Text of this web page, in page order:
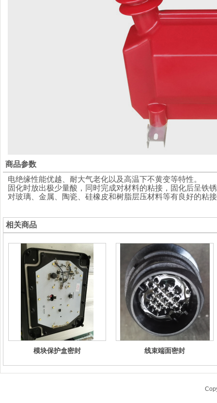
商品参数
电绝缘性能优越、耐大气老化以及高温下不黄变等特性。
固化时放出极少量酸，同时完成对材料的粘接，固化后呈铁
对玻璃、金属、陶瓷、硅橡皮和树脂层压材料等有良好的粘
相关商品
模块保护盒密封 线束端面密封